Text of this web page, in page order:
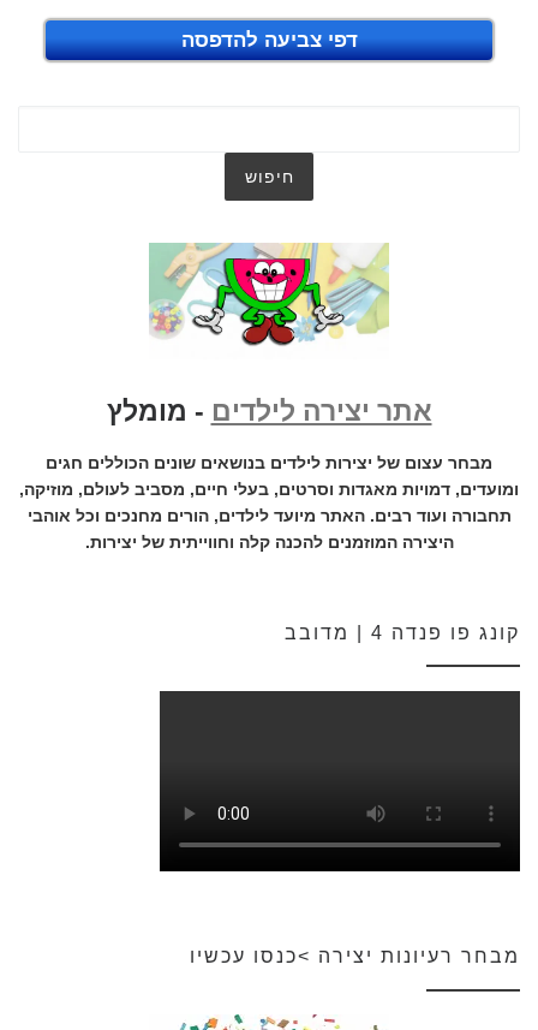
דפי צביעה להדפסה
אתר יצירה לילדים - מומלץ
מבחר עצום של יצירות לילדים בנושאים שונים הכוללים חגים
ומועדים, דמויות מאגדות וסרטים, בעלי חיים, מסביב לעולם, מוזיקה,
תחבורה ועוד רבים. האתר מיועד לילדים, הורים מחנכים וכל אוהבי
היצירה המוזמנים להכנה קלה וחווייתית של יצירות.
קונג פו פנדה 4 | מדובב
מבחר רעיונות יצירה >כנסו עכשיו